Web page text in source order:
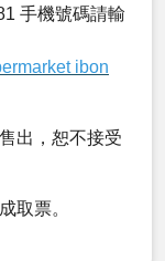
手機號碼請輸
ibon
出，恕不接受
取票。